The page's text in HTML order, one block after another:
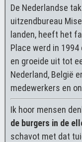
De Nederlandse
uitzendbureau
landen, heeft het
Place werd in
en groeide uit tot
Nederland, België
medewerkers en
Ik hoor mensen
de burgers in de
schavot met dat